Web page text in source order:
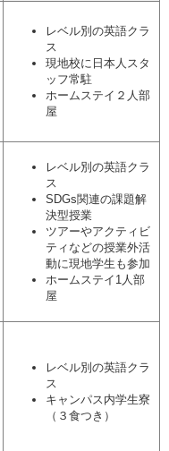
レベル別の英語クラ
ス
現地校に日本人スタ
ッフ常駐
ホームステイ２人部
屋
レベル別の英語クラ
ス
SDGs関連の課題解
決型授業
ツアーやアクティビ
ティなどの授業外活
動に現地学生も参加
ホームステイ1人部
屋
レベル別の英語クラ
ス
キャンパス内学生寮
（３食つき）